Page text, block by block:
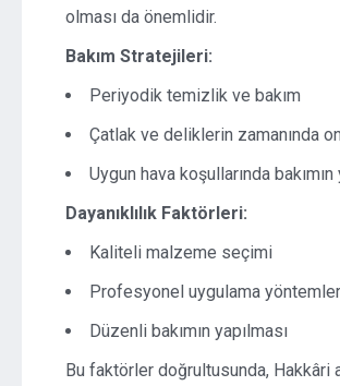
olması da önemlidir.
Bakım Stratejileri:
Periyodik temizlik ve bakım
Çatlak ve deliklerin zamanında
Uygun hava koşullarında bakımın
Dayanıklılık Faktörleri:
Kaliteli malzeme seçimi
Profesyonel uygulama
Düzenli bakımın yapılması
Bu faktörler doğrultusunda, Hakkâri